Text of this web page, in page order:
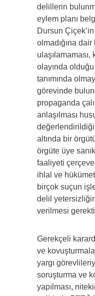
delillerin
eylem planı
Dursun
olmadığına
ulaşılamaması,
olayında
tanımında
görevinde
propaganda
anlaşılması
altında bir
örgüte üye
faaliyeti
ihlal ve
birçok suçun
delil
verilmesi
Gerekçeli
ve
yargı
soruşturma ve
yapılması,